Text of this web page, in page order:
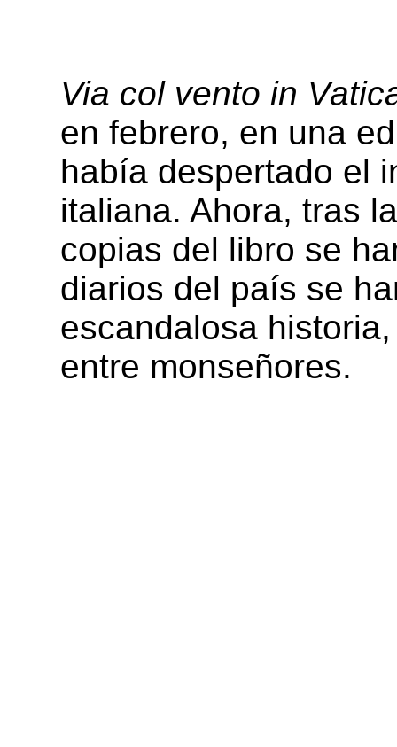
Via col vento in
en febrero, en una
había despertado el
italiana. Ahora, tras
copias del libro se
diarios del país se
escandalosa
entre monseñores.